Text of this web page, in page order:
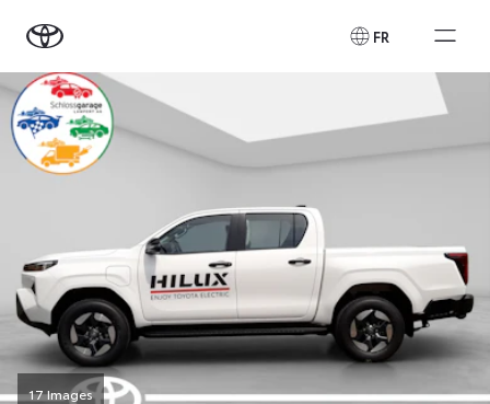
FR
17 Images